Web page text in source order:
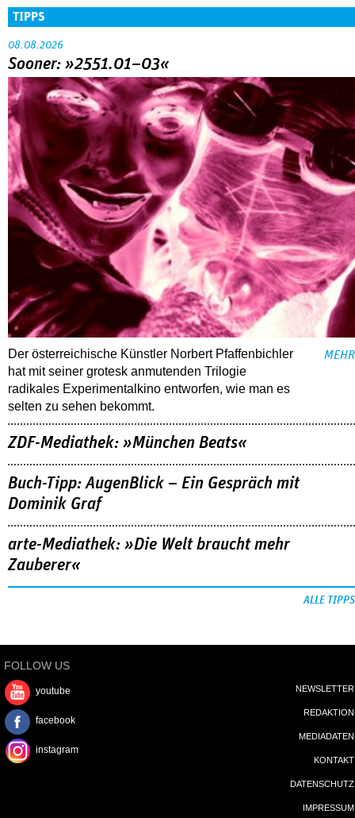
TIPPS
08.08.2026
Sooner: »2551.01–03«
Der österreichische Künstler Norbert Pfaffenbichler
hat mit seiner grotesk anmutenden Trilogie
radikales Experimentalkino entworfen, wie man es
selten zu sehen bekommt.
MEHR
ZDF-Mediathek: »München Beats«
Buch-Tipp: AugenBlick – Ein Gespräch mit
Dominik Graf
arte-Mediathek: »Die Welt braucht mehr
Zauberer«
ALLE TIPPS
FOLLOW US
youtube
facebook
instagram
NEWSLETTER
REDAKTION
MEDIADATEN
KONTAKT
DATENSCHUTZ
IMPRESSUM